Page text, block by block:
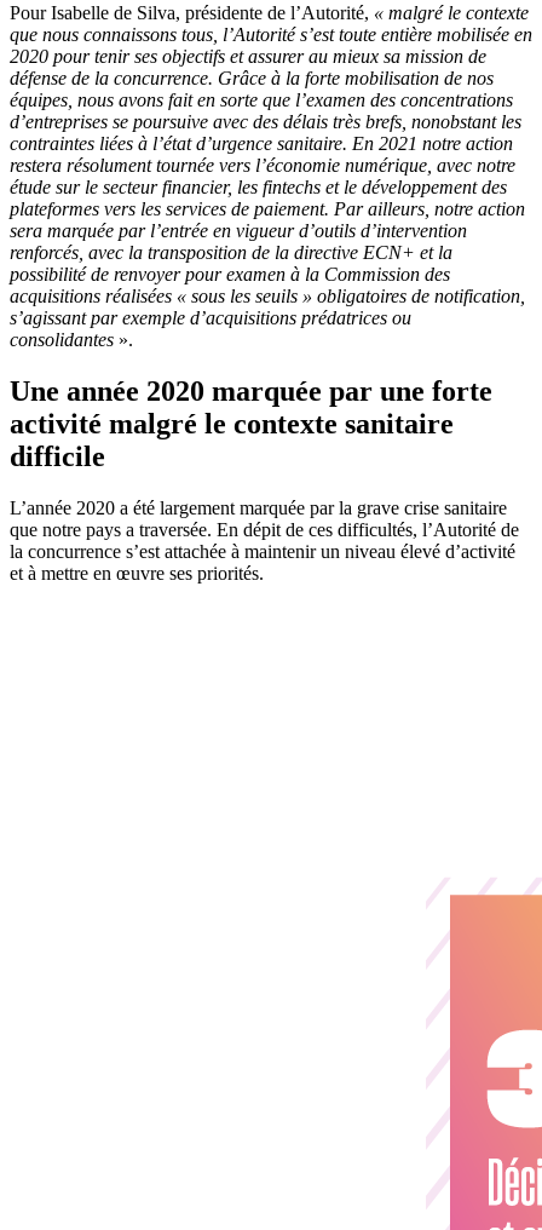
Pour Isabelle de Silva, présidente de l’Autorité, « malgré le contexte
que nous connaissons tous, l’Autorité s’est toute entière mobilisée en
2020 pour tenir ses objectifs et assurer au mieux sa mission de
défense de la concurrence. Grâce à la forte mobilisation de nos
équipes, nous avons fait en sorte que l’examen des concentrations
d’entreprises se poursuive avec des délais très brefs, nonobstant les
contraintes liées à l’état d’urgence sanitaire. En 2021 notre action
restera résolument tournée vers l’économie numérique, avec notre
étude sur le secteur financier, les fintechs et le développement des
plateformes vers les services de paiement. Par ailleurs, notre action
sera marquée par l’entrée en vigueur d’outils d’intervention
renforcés, avec la transposition de la directive ECN+ et la
possibilité de renvoyer pour examen à la Commission des
acquisitions réalisées « sous les seuils » obligatoires de notification,
s’agissant par exemple d’acquisitions prédatrices ou
consolidantes ».
Une année 2020 marquée par une forte
activité malgré le contexte sanitaire
difficile
L’année 2020 a été largement marquée par la grave crise sanitaire
que notre pays a traversée. En dépit de ces difficultés, l’Autorité de
la concurrence s’est attachée à maintenir un niveau élevé d’activité
et à mettre en œuvre ses priorités.